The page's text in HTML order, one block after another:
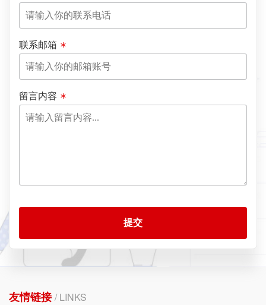
联系邮箱
留言内容
提交
友情链接/ LINKS